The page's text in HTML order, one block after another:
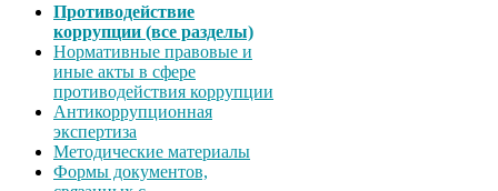
Противодействие
коррупции (все разделы)
Нормативные правовые и
иные акты в сфере
противодействия коррупции
Антикоррупционная
экспертиза
Методические материалы
Формы документов,